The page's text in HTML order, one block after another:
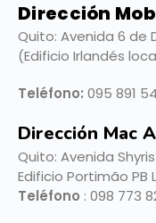
Dirección
Quito: Avenida 6 de
(Edificio Irlandés
Teléfono: 095 891
Dirección Mac
Quito: Avenida
Edificio Portimão PB
Teléfono : 098 773